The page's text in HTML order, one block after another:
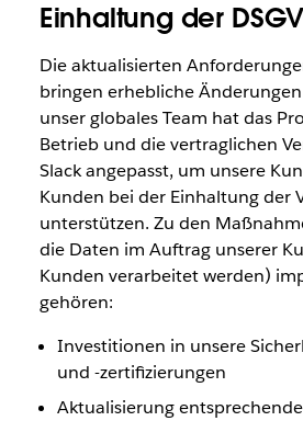
Einhaltung der
Die aktualisierten
bringen erhebliche
unser globales Team hat das
Betrieb und die vertraglichen
Slack angepasst, um unsere
Kunden bei der Einhaltung der
unterstützen. Zu den
die Daten im Auftrag unserer
Kunden verarbeitet werden)
gehören:
Investitionen in unsere
und -zertifizierungen
Aktualisierung